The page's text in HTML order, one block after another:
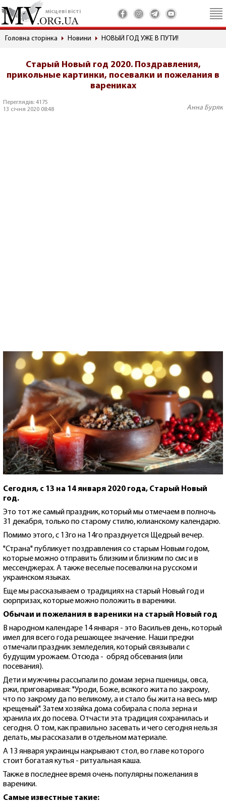
місцеві вісті
Головна сторінка Новини НОВЫЙ ГОД УЖЕ В ПУТИ!
Старый Новый год 2020. Поздравления,
прикольные картинки, посевалки и пожелания в
варениках
Переглядів: 4175
13 січня 2020 08:48
Анна Буряк
Сегодня, с 13 на 14 января 2020 года, Старый Новый
год.
Это тот же самый праздник, который мы отмечаем в полночь
31 декабря, только по старому стилю, юлианскому календарю.
Помимо этого, с 13го на 14го празднуется Щедрый вечер.
"Страна" публикует поздравления со старым Новым годом,
которые можно отправить близким и близким по смс и в
мессенджерах. А также веселые посевалки на русском и
украинском языках.
Еще мы рассказываем о традициях на старый Новый год и
сюрпризах, которые можно положить в вареники.
Обычаи и пожелания в вареники на старый Новый год
В народном календаре 14 января - это Васильев день, который
имел для всего года решающее значение. Наши предки
отмечали праздник земледелия, который связывали с
будущим урожаем. Отсюда - обряд обсевания (или
посевания).
Дети и мужчины рассыпали по домам зерна пшеницы, овса,
ржи, приговаривая: "Уроди, Боже, всякого жита по закрому,
что по закрому да по великому, а и стало бы жита на весь мир
крещеный". Затем хозяйка дома собирала с пола зерна и
хранила их до посева. Отчасти эта традиция сохранилась и
сегодня. О том, как правильно засевать и чего сегодня нельзя
делать, мы рассказали в отдельном материале.
А 13 января украинцы накрывают стол, во главе которого
стоит богатая кутья - ритуальная каша.
Также в последнее время очень популярны пожелания в
вареники.
Самые известные такие: